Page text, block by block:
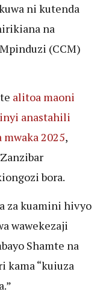
ni kutenda
na
(CCM)
alitoa maoni
anastahili
mwaka 2025,
bora.
za kuamini hivyo
wawekezaji
Shamte na
kama “kuiuza